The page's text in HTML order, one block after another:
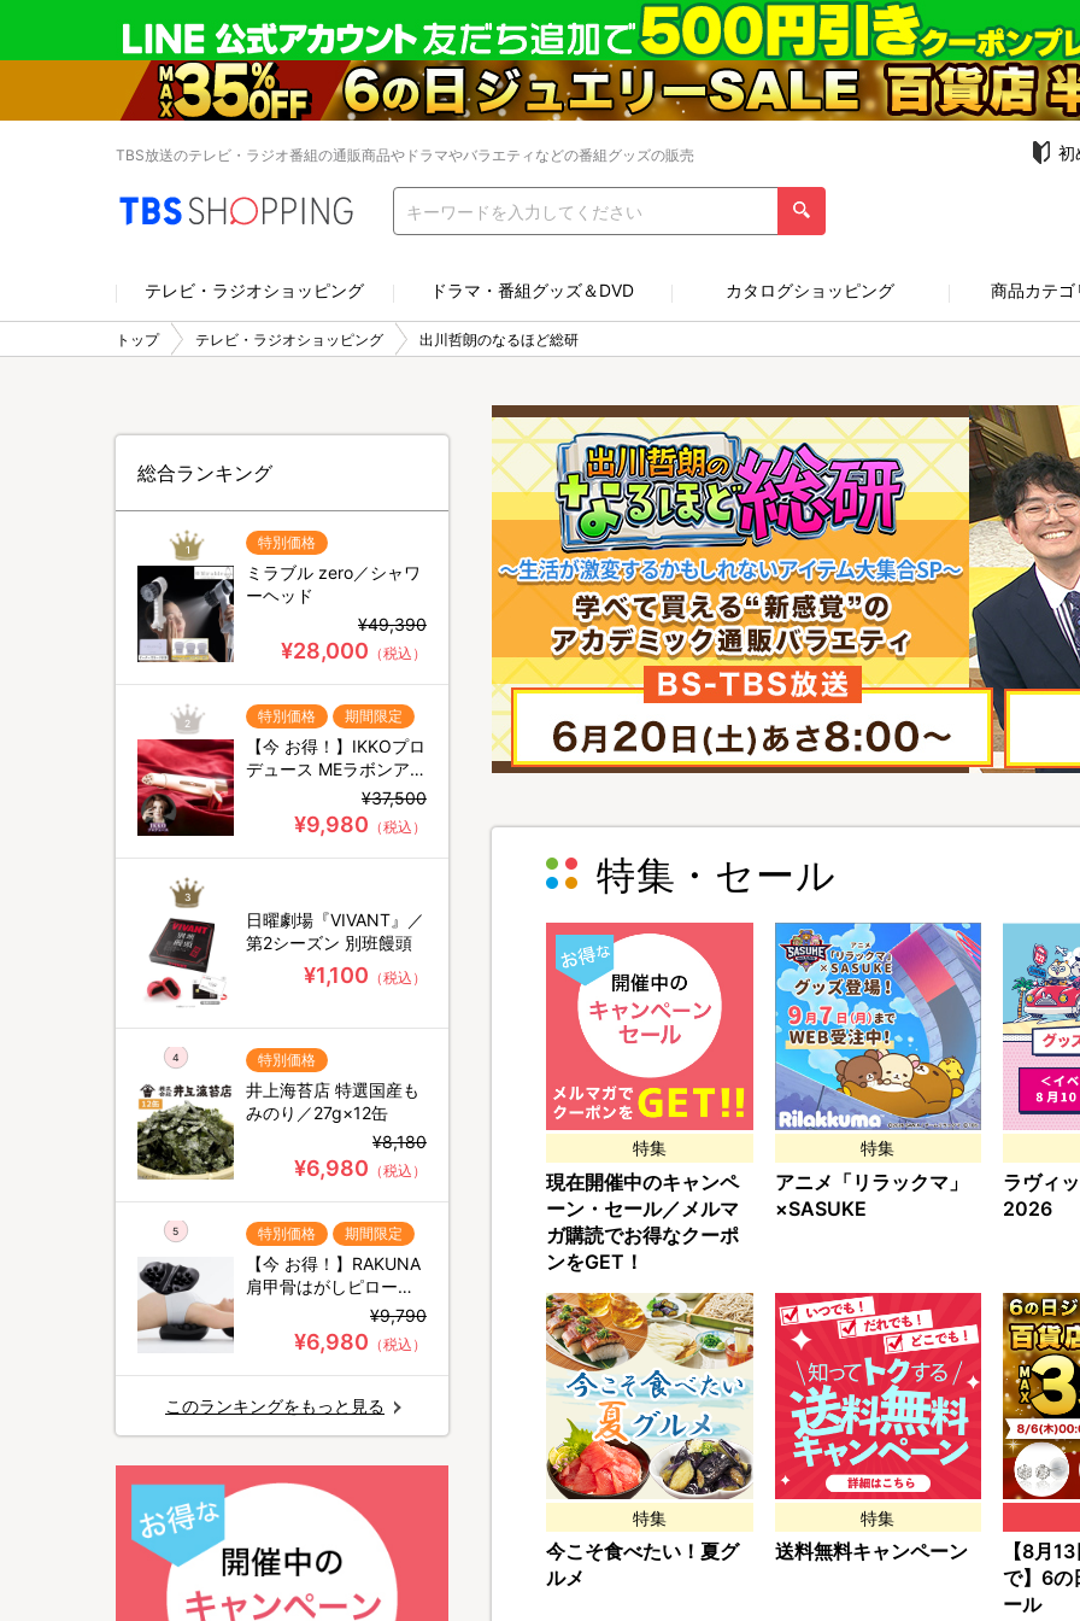
TBS放送のテレビ・ラジオ番組の通販商品やドラマやバラエティなどの番組グッズの販売 初
テレビ・ラジオショッピング ドラマ・番組グッズ＆DVD カタログショッピング 商品カテ
トップ テレビ・ラジオショッピング 出川哲朗のなるほど総研
特集・セール
特集
現在開催中のキャンペ
ーン・セール／メルマ
ガ購読でお得なクーポ
ンをGET！
特集
アニメ「リラックマ」
×SASUKE
ラヴィ
2026
特集
今こそ食べたい！夏グ
ルメ
特集
送料無料キャンペーン
【8月
で】6の
ール
総合ランキング
1 特別価格
ミラブル zero／シャワ
ーヘッド
¥49,390
¥28,000 （税込）
2 特別価格 期間限定
【今 お得！】IKKOプロ
デュース MEラボンアイ
／EMS目元美顔器¥37,500
¥9,980 （税込）
3
日曜劇場『VIVANT』／
第2シーズン 別班饅頭
¥1,100 （税込）
4 特別価格
井上海苔店 特選国産も
みのり／27g×12缶
¥8,180
¥6,980 （税込）
5 特別価格 期間限定
【今 お得！】RAKUNA
肩甲骨はがしピロー／
¥9,790
¥6,980 （税込）
このランキングをもっと見る